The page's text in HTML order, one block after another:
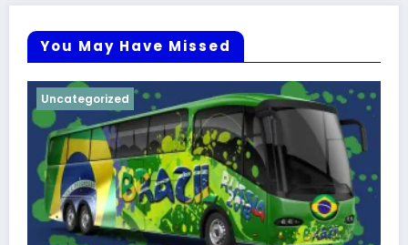
You May Have Missed
Uncategorized